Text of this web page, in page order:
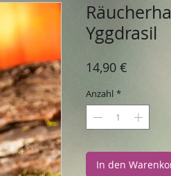
Yggdrasil
14,90 €
Anzahl *
In den